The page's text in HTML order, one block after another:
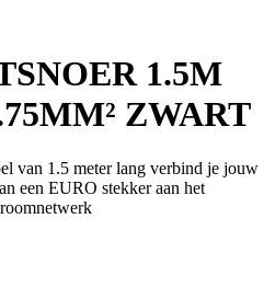
1.5M
ZWART
van 1.5 meter lang verbind je jouw
een EURO stekker aan het